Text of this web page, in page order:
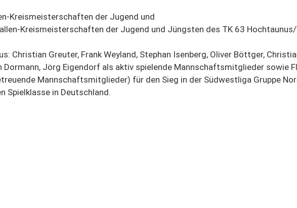
Kreismeisterschaften der Jugend und
Kreismeisterschaften der Jugend und Jüngsten des TK 63
Christian Greuter, Frank Weyland, Stephan Isenberg, Oliver Böttger,
Dormann, Jörg Eigendorf als aktiv spielende Mannschaftsmitglieder sowie
Mannschaftsmitglieder) für den Sieg in der Südwestliga Gruppe
Spielklasse in Deutschland.